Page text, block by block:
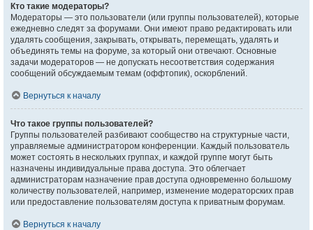
Кто такие модераторы?
Модераторы — это пользователи (или группы пользователей), которые
ежедневно следят за форумами. Они имеют право редактировать или
удалять сообщения, закрывать, открывать, перемещать, удалять и
объединять темы на форуме, за который они отвечают. Основные
задачи модераторов — не допускать несоответствия содержания
сообщений обсуждаемым темам (оффтопик), оскорблений.
Вернуться к началу
Что такое группы пользователей?
Группы пользователей разбивают сообщество на структурные части,
управляемые администратором конференции. Каждый пользователь
может состоять в нескольких группах, и каждой группе могут быть
назначены индивидуальные права доступа. Это облегчает
администраторам назначение прав доступа одновременно большому
количеству пользователей, например, изменение модераторских прав
или предоставление пользователям доступа к приватным форумам.
Вернуться к началу